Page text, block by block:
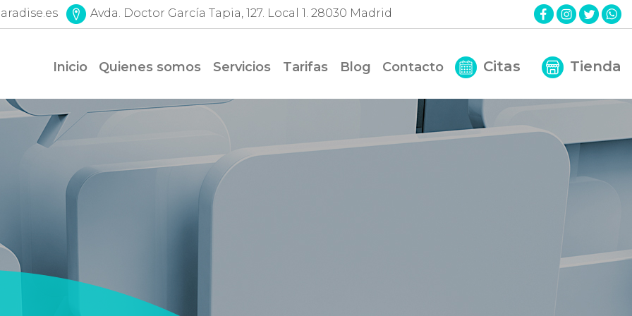
Avda. Doctor García Tapia, 127. Local 1. 28030 Madrid
Inicio Quienes somos Servicios Tarifas Blog Contacto Citas Tienda